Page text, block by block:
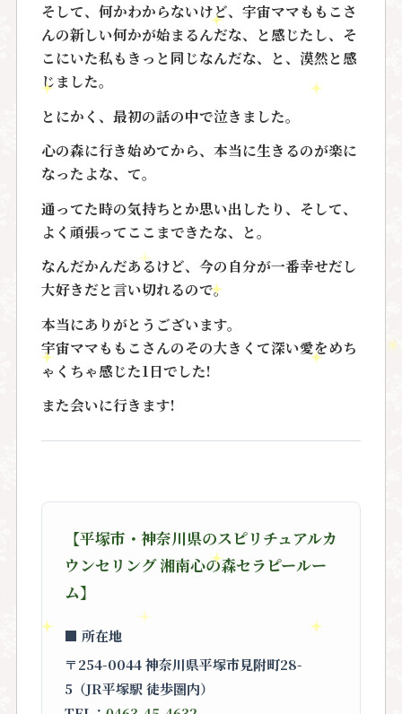
そして、何かわからないけど、宇宙ママももこさ
んの新しい何かが始まるんだな、と感じたし、そ
こにいた私もきっと同じなんだな、と、漠然と感
じました。
とにかく、最初の話の中で泣きました。
心の森に行き始めてから、本当に生きるのが楽に
なったよな、て。
通ってた時の気持ちとか思い出したり、そして、
よく頑張ってここまできたな、と。
なんだかんだあるけど、今の自分が一番幸せだし
大好きだと言い切れるので。
本当にありがとうございます。
宇宙ママももこさんのその大きくて深い愛をめち
ゃくちゃ感じた1日でした!
また会いに行きます!
【平塚市・神奈川県のスピリチュアルカ
ウンセリング 湘南心の森セラピールー
ム】
■ 所在地
〒254-0044 神奈川県平塚市見附町28-
5（JR平塚駅 徒歩圏内）